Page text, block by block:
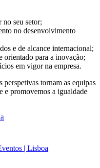
seu setor;
no desenvolvimento
e de alcance internacional;
orientado para a inovação;
em vigor na empresa.
tornam as equipas
e promovemos a igualdade
| Lisboa